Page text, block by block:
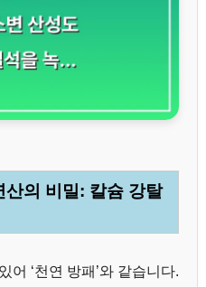
산의 비밀: 칼슘 강탈
어 ‘천연 방패’와 같습니다.